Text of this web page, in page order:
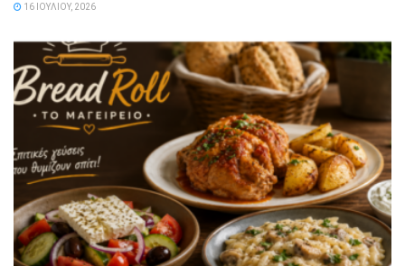
16 ΙΟΥΛΊΟΥ, 2026